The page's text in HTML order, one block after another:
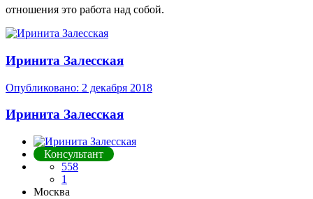
отношения это работа над собой.
Иринита Залесская
Опубликовано: 2 декабря 2018
Иринита Залесская
Консультант
558
1
Москва